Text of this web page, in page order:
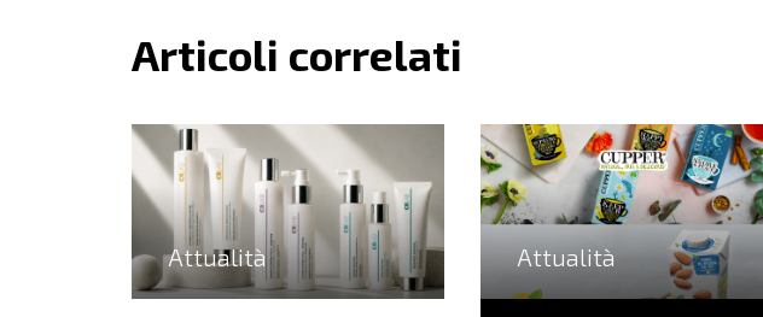
Articoli correlati
Attualità Attualità